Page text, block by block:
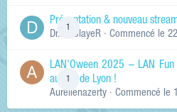
Présentation & nouveau
Dr.KinSlayeR · Commencé le
LAN'Oween 2025 – LAN
au sud de Lyon !
Aurelienazerty · Commencé le